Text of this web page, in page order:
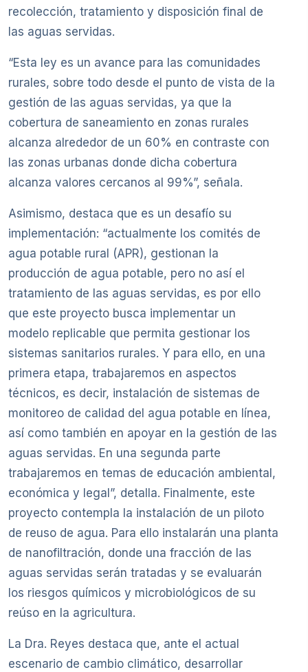
recolección, tratamiento y disposición final de
las aguas servidas.
“Esta ley es un avance para las comunidades
rurales, sobre todo desde el punto de vista de la
gestión de las aguas servidas, ya que la
cobertura de saneamiento en zonas rurales
alcanza alrededor de un 60% en contraste con
las zonas urbanas donde dicha cobertura
alcanza valores cercanos al 99%”, señala.
Asimismo, destaca que es un desafío su
implementación: “actualmente los comités de
agua potable rural (APR), gestionan la
producción de agua potable, pero no así el
tratamiento de las aguas servidas, es por ello
que este proyecto busca implementar un
modelo replicable que permita gestionar los
sistemas sanitarios rurales. Y para ello, en una
primera etapa, trabajaremos en aspectos
técnicos, es decir, instalación de sistemas de
monitoreo de calidad del agua potable en línea,
así como también en apoyar en la gestión de las
aguas servidas. En una segunda parte
trabajaremos en temas de educación ambiental,
económica y legal”, detalla. Finalmente, este
proyecto contempla la instalación de un piloto
de reuso de agua. Para ello instalarán una planta
de nanofiltración, donde una fracción de las
aguas servidas serán tratadas y se evaluarán
los riesgos químicos y microbiológicos de su
reúso en la agricultura.
La Dra. Reyes destaca que, ante el actual
escenario de cambio climático, desarrollar